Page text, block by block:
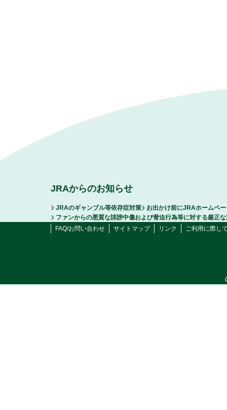
JRAからのお知らせ
JRAのギャンブル等依存症対策
お出かけ前にJRAホームペ
ファンからの悪質な誹謗中傷および脅迫行為等に対する厳正
FAQ/お問い合わせ
サイトマップ リンク ご利用に際し